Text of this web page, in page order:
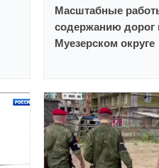
Масштабные
содержанию дорог
Муезерском округе